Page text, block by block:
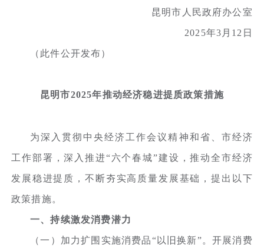
昆明市人民政府办公室
2025年3月12日
（此件公开发布）
昆明市2025年推动经济稳进提质政策措施
为深入贯彻中央经济工作会议精神和省、市经济
工作部署，深入推进“六个春城”建设，推动全市经济
发展稳进提质，不断夯实高质量发展基础，提出以下
政策措施。
一、持续激发消费潜力
（一）加力扩围实施消费品“以旧换新”。开展消费